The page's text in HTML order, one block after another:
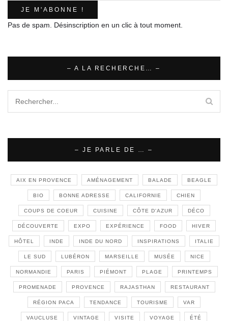
Pas de spam. Désinscription en un clic à tout moment.
– A LA RECHERCHE… –
– JE PARLE DE … –
AIX EN PROVENCE AMÉNAGEMENT BALADE BEAGLE
BIO BONNE ADRESSE CALIFORNIE CHIEN
COUPS DE COEUR CUISINE CÔTE D'AZUR DÉCO
DÉCOUVERTE EXPO EXPÉRIENCE FOOD HIVER
HÔTEL INDE INDE DU NORD INSPIRATIONS ITALIE
LE SUD LUBÉRON MARSEILLE MUSÉE NICE
NORMANDIE PARIS PIÉMONT PLAGE PRINTEMPS
PROMENADE PROVENCE RAJASTHAN RESTAURANT
RÉGION PACA TENDANCE TOURISME VAR
VAUCLUSE VINTAGE VISITE VOYAGE ÉTÉ